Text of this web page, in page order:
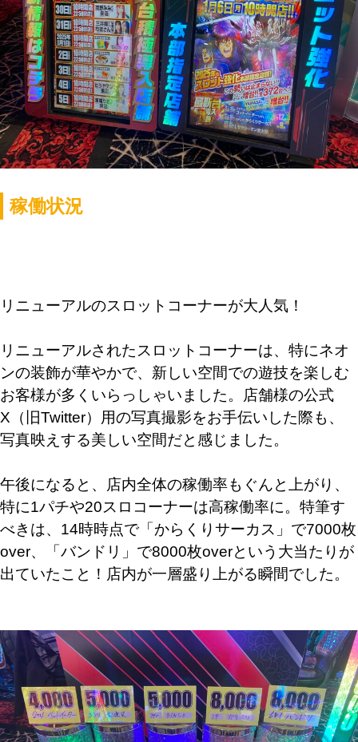
稼働状況
リニューアルのスロットコーナーが大人気！
リニューアルされたスロットコーナーは、特にネオ
ンの装飾が華やかで、新しい空間での遊技を楽しむ
お客様が多くいらっしゃいました。店舗様の公式
X（旧Twitter）用の写真撮影をお手伝いした際も、
写真映えする美しい空間だと感じました。
午後になると、店内全体の稼働率もぐんと上がり、
特に1パチや20スロコーナーは高稼働率に。特筆す
べきは、 14時時点で「からくりサーカス」で7000枚
over、「バンドリ」で8000枚overという大当たりが
出ていたこと！店内が一層盛り上がる瞬間でした。